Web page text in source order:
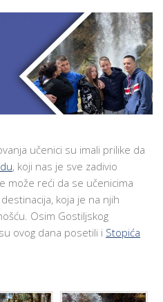
učenici su imali prilike da
, koji nas je sve zadivio
može reći da se učenicima
koja je na njih
Osim Gostiljskog
ovog dana posetili i Stopića